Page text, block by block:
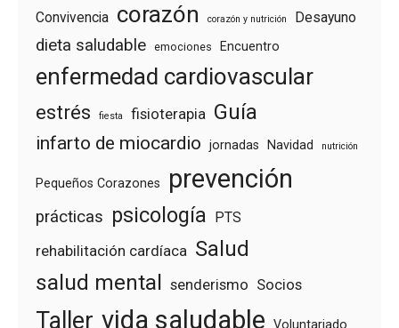
Convivencia corazón corazón y nutrición Desayuno
dieta saludable emociones Encuentro
enfermedad cardiovascular
estrés fiesta fisioterapia Guía
infarto de miocardio jornadas Navidad nutrición
Pequeños Corazones prevención
prácticas psicología PTS
rehabilitación cardíaca Salud
salud mental senderismo Socios
Taller vida saludable Voluntariado